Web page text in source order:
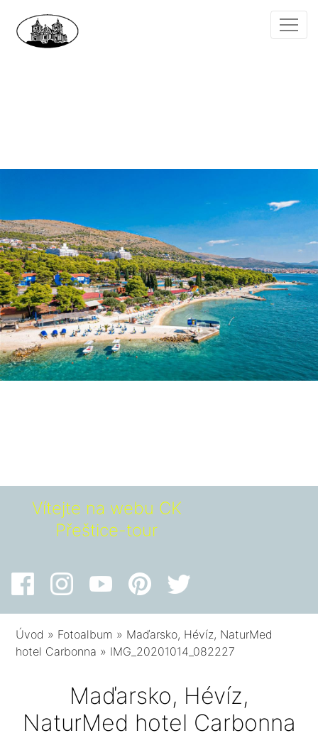
Vítejte na webu CK
Přeštice-tour
Úvod » Fotoalbum » Maďarsko, Hévíz, NaturMed
hotel Carbonna » IMG_20201014_082227
Maďarsko, Hévíz,
NaturMed hotel Carbonna